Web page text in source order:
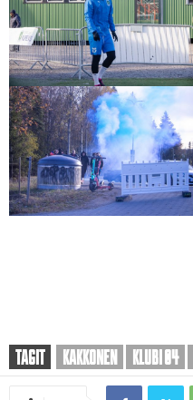
TAGIT KAKKONEN KLUBI 04